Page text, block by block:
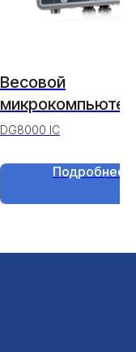
Весовой
микрокомпьютер
8000 IC/SB
DG8000 IC
Подробнее